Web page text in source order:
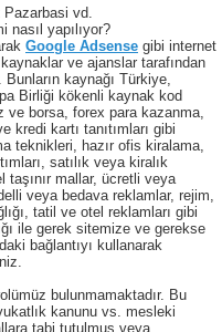
Pazarbasi vd.
yapılıyor?
Google Adsense gibi internet
ve ajanslar tarafından
kaynağı Türkiye,
Birliği kökenli kaynak kod
ve borsa, forex para kazanma,
kredi kartı tanıtımları gibi
teknikleri, hazır ofis kiralama,
satılık veya kiralık
mallar, ücretli veya
veya bedava reklamlar, rejim,
tatil ve otel reklamları gibi
ile gerek sitemize ve gerekse
bağlantıyı kullanarak
bulunmamaktadır. Bu
kanunu vs. mesleki
tabi tutulmuş veya